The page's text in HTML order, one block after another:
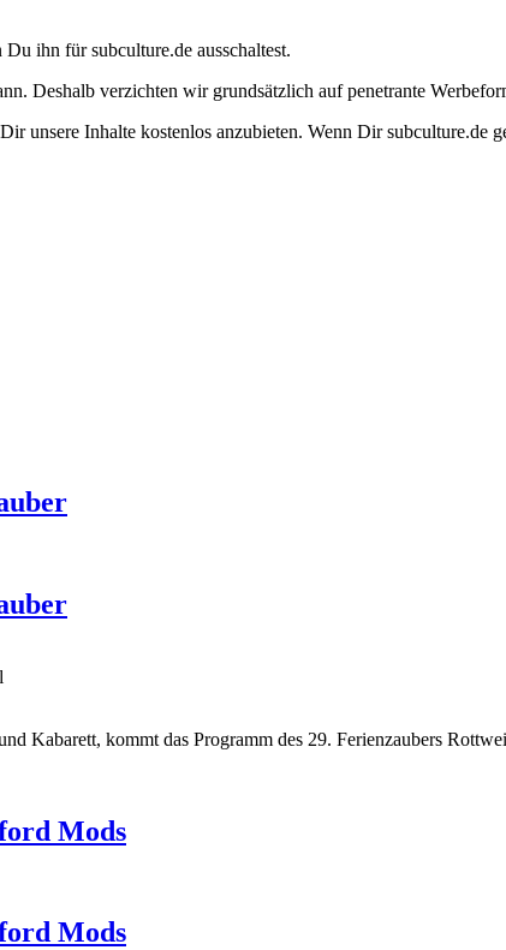
ihn für subculture.de ausschaltest.
Deshalb verzichten wir grundsätzlich auf penetrante
unsere Inhalte kostenlos anzubieten. Wenn Dir subculture.de
Kabarett, kommt das Programm des 29. Ferienzaubers
Mods
Mods